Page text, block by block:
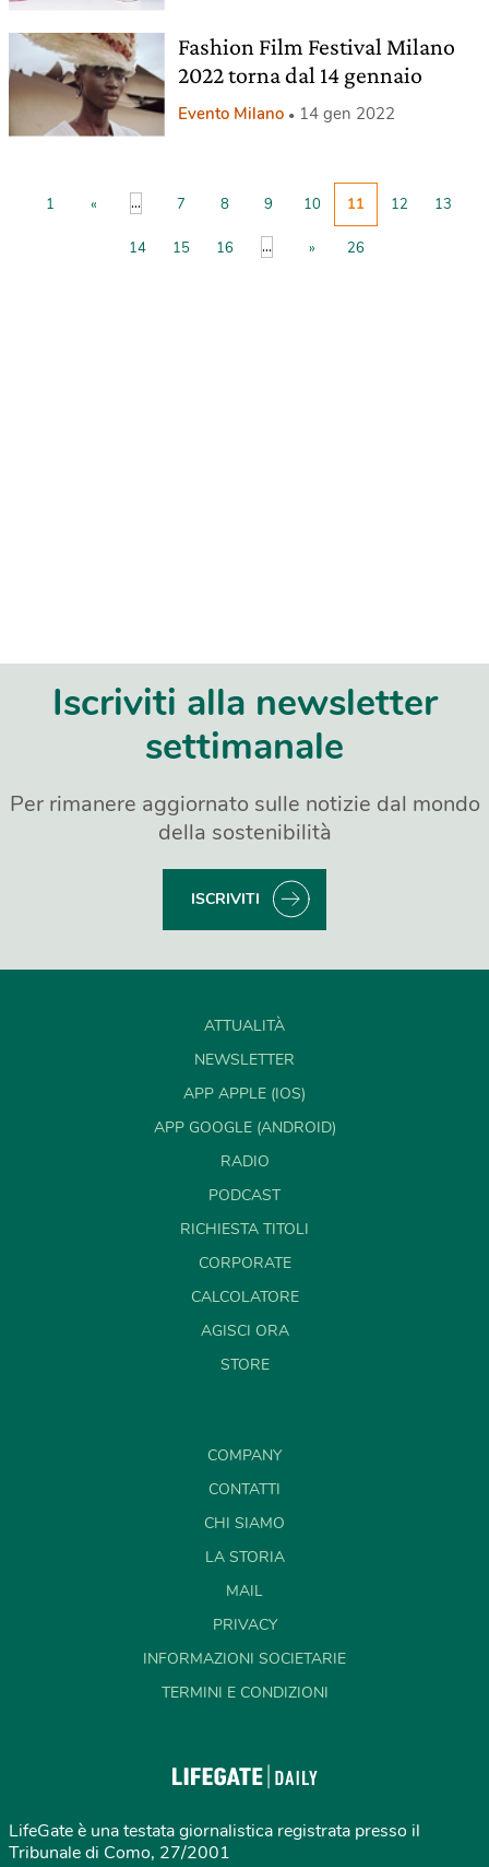
Fashion Film Festival Milano
2022 torna dal 14 gennaio
Evento Milano 14 gen 2022
1 « ... 7 8 9 10 11 12 13
14 15 16 ... » 26
Iscriviti alla newsletter
settimanale
Per rimanere aggiornato sulle notizie dal mondo
della sostenibilità
ISCRIVITI
ATTUALITÀ
NEWSLETTER
APP APPLE (IOS)
APP GOOGLE (ANDROID)
RADIO
PODCAST
RICHIESTA TITOLI
CORPORATE
CALCOLATORE
AGISCI ORA
STORE
COMPANY
CONTATTI
CHI SIAMO
LA STORIA
MAIL
PRIVACY
INFORMAZIONI SOCIETARIE
TERMINI E CONDIZIONI
LifeGate è una testata giornalistica registrata presso il
Tribunale di Como, 27/2001